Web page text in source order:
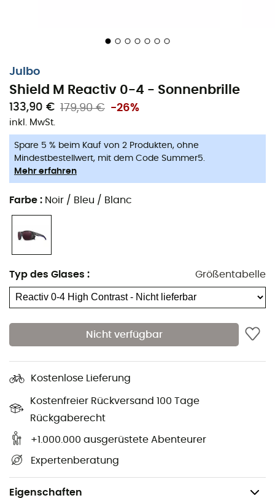
Julbo
Shield M Reactiv 0-4 - Sonnenbrille
133,90 € 179,90 € -26%
inkl. MwSt.
Spare 5 % beim Kauf von 2 Produkten, ohne
Mindestbestellwert, mit dem Code Summer5.
Mehr erfahren
Farbe : Noir / Bleu / Blanc
Typ des Glases : Größentabelle
Nicht verfügbar
Kostenlose Lieferung
Kostenfreier Rückversand 100 Tage
Rückgaberecht
+1.000.000 ausgerüstete Abenteurer
Expertenberatung
Eigenschaften